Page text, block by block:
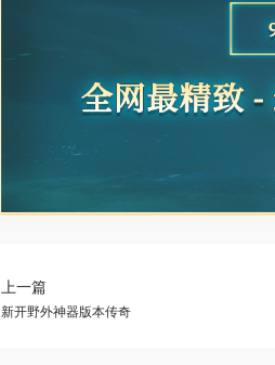
上一篇
新开野外神器版本传奇